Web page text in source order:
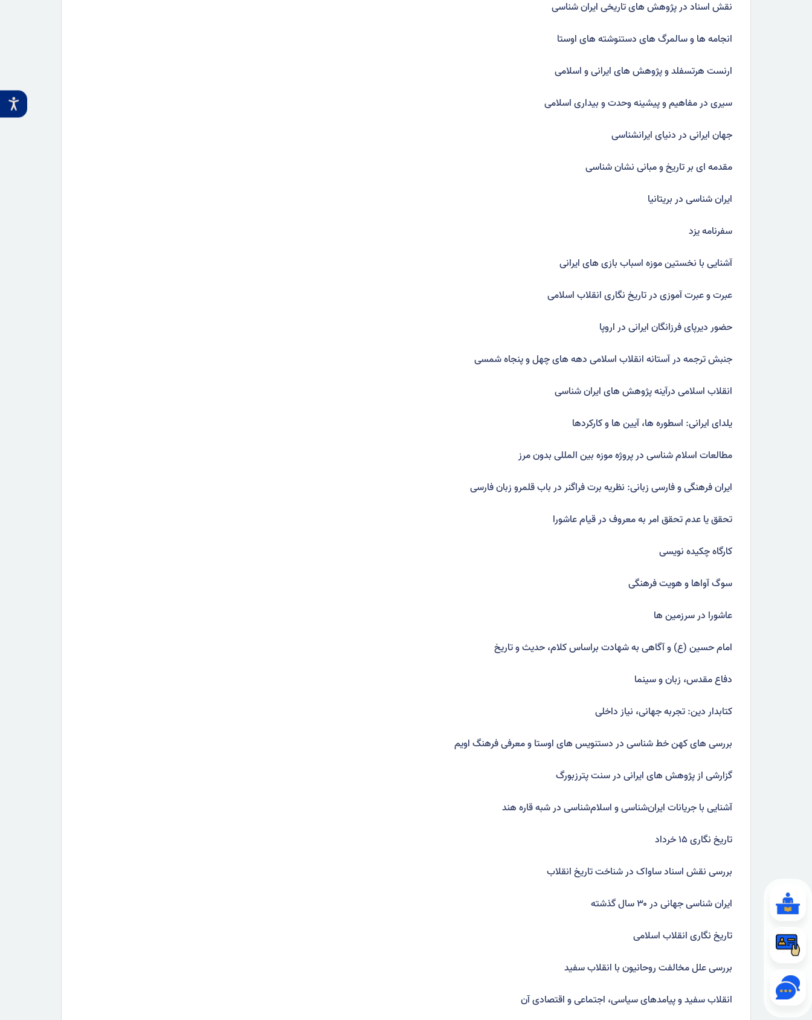
نقش اسناد در پژوهش های تاریخی ایران شناسی
انجامه ها و سالمرگ های دستنوشته های اوستا
ارنست هرتسفلد و پژوهش های ایرانی و اسلامی
سیری در مفاهیم و پیشینه وحدت و بیداری اسلامی
جهان ایرانی در دنیای ایرانشناسی
مقدمه ای بر تاریخ و مبانی نشان شناسی
ایران شناسی در بریتانیا
سفرنامه یزد
آشنایی با نخستین موزه اسباب بازی های ایرانی
عبرت و عبرت آموزی در تاریخ نگاری انقلاب اسلامی
حضور دیرپای فرزانگان ایرانی در اروپا
جنبش ترجمه در آستانه انقلاب اسلامی دهه های چهل و پنجاه شمسی
انقلاب اسلامی درآینه پژوهش های ایران شناسی
یلدای ایرانی: اسطوره ها، آیین ها و کارکردها
مطالعات اسلام شناسی در پروژه موزه بین المللی بدون مرز
ایران فرهنگی و فارسی زبانی: نظریه برت فراگنر در باب قلمرو زبان فارسی
تحقق یا عدم تحقق امر به معروف در قیام عاشورا
کارگاه چکیده نویسی
سوگ آواها و هویت فرهنگی
عاشورا در سرزمین ها
امام حسین (ع) و آگاهی به شهادت براساس کلام، حدیث و تاریخ
دفاع مقدس، زبان و سینما
کتابدار دین: تجربه جهانی، نیاز داخلی
بررسی های کهن خط شناسی در دستنویس های اوستا و معرفی فرهنگ اویم
گزارشی از پژوهش های ایرانی در سنت پترزبورگ
آشنایی با جریانات ایران‌شناسی و اسلام‌شناسی در شبه قاره هند
تاریخ نگاری ۱۵ خرداد
بررسی نقش اسناد ساواک در شناخت تاریخ انقلاب
ایران شناسی جهانی در ۳۰ سال گذشته
تاریخ نگاری انقلاب اسلامی
بررسی علل مخالفت روحانیون با انقلاب سفید
انقلاب سفید و پیامدهای سیاسی، اجتماعی و اقتصادی آن